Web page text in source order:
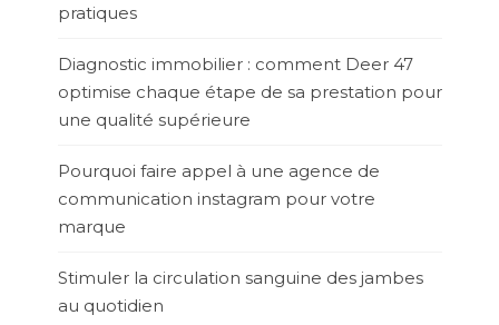
pratiques
Diagnostic immobilier : comment Deer 47
optimise chaque étape de sa prestation pour
une qualité supérieure
Pourquoi faire appel à une agence de
communication instagram pour votre
marque
Stimuler la circulation sanguine des jambes
au quotidien